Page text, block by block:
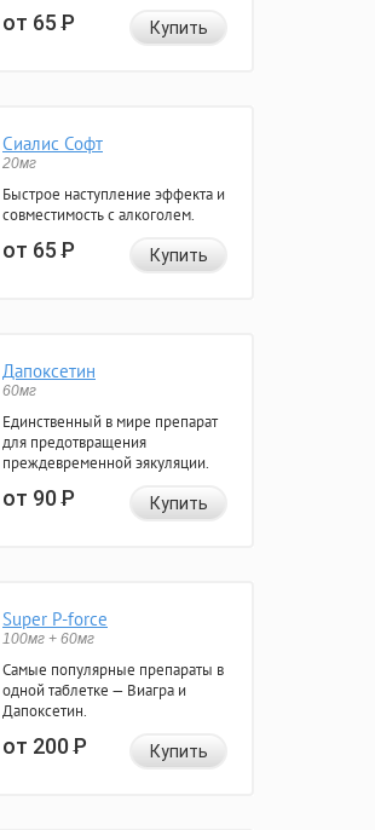
от 65Р Купить
Сиалис Софт
20мг
Быстрое наступление эффекта и
совместимость с алкоголем.
от 65Р Купить
Дапоксетин
60мг
Единственный в мире препарат
для предотвращения
преждевременной эякуляции.
от 90Р Купить
Super P-force
100мг + 60мг
Самые популярные препараты в
одной таблетке — Виагра и
Дапоксетин.
от 200Р Купить